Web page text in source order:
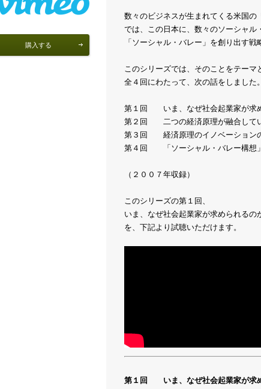
購入する
数々のビジネスが生まれてくる米国の
では、この日本に、数々のソーシャル
「ソーシャル・バレー」を創り出す戦
このシリーズでは、そのことをテーマ
全４回にわたって、次の話をしました。
第１回 いま、なぜ社会起業家が求
第２回 二つの経済原理が融合して
第３回 経済原理のイノベーションの
第４回 「ソーシャル・バレー構想
（２００７年収録）
このシリーズの第１回、
いま、なぜ社会起業家が求められるの
を、下記より試聴いただけます。
第１回 いま、なぜ社会起業家が求